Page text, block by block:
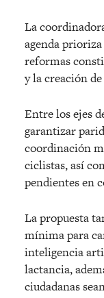
La
agenda
reformas
y la creación
Entre los ejes
garantizar
coordinación
ciclistas, así
pendientes en
La propuesta
mínima para
inteligencia
lactancia,
ciudadanas